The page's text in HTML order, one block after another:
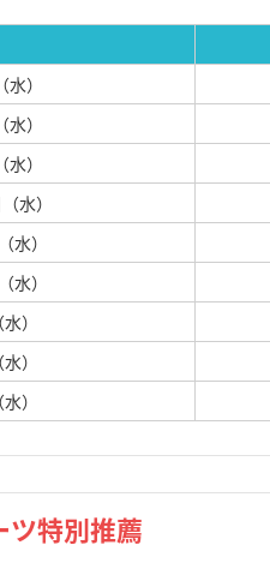
）
）
）
水）
水）
水）
）
）
）